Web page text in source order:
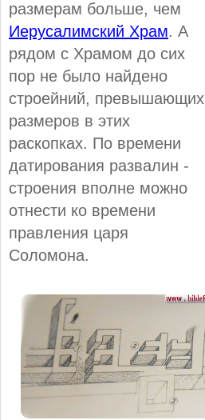
размерам больше, чем
Иерусалимский Храм. А
рядом с Храмом до сих
пор не было найдено
строейний, превышающих
размеров в этих
раскопках. По времени
датирования развалин -
строения вполне можно
отнести ко времени
правления царя
Соломона.